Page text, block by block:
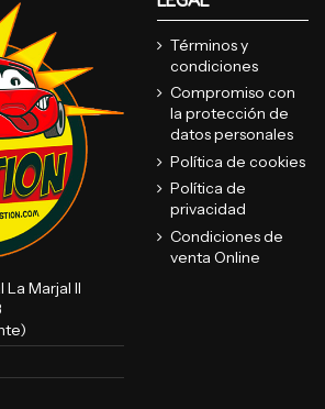
Marjal II
Términos y
condiciones
Compromiso con
la protección de
datos personales
Política de cookies
Política de
privacidad
Condiciones de
venta Online